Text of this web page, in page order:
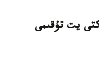
يت تۇقىمى